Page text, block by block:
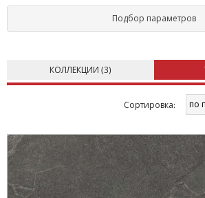
Подбор параметров
КОЛЛЕКЦИИ (3)
Cортировка: по